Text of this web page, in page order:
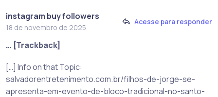
instagram buy followers
18 de novembro de 2025
Acesse para responder
… [Trackback]
[…] Info on that Topic:
salvadorentretenimento.com.br/filhos-de-jorge-se-
apresenta-em-evento-de-bloco-tradicional-no-santo-